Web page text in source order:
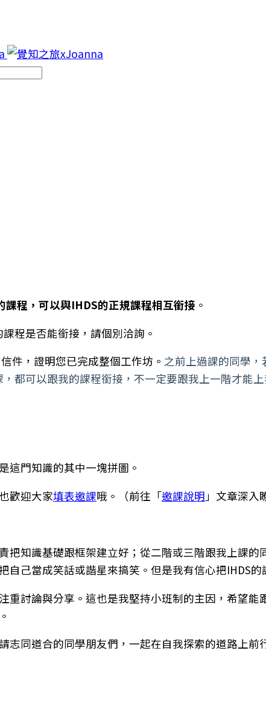
課程，可以與IHDS的正規課程相互銜接 。
程是否能銜接，請個別洽詢。
件，證明您已完成整個工作坊。 之前上過課的同學，
都可以跟我的課程銜接，不一定要跟我上一階才能
這門知識的其中一塊拼圖。
歡迎大家填表邀課哦。（前往「邀課說明 」文章深入
把知識基礎跟框架建立好；從二階或三階跟我上課
自己當成笑話或諧星來搞笑。但是我有信心把IHDS
重討論與分享。這也是我堅持小班制的主因，希望
志同道合的同學朋友們，一起在自我探索的道路上前